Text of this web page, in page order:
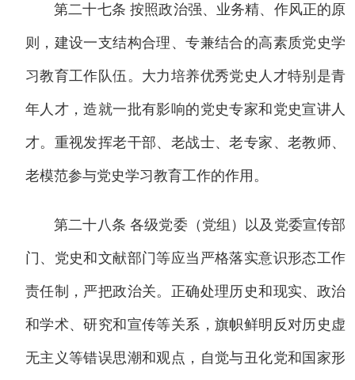
第二十七条 按照政治强、业务精、作风正的原
则，建设一支结构合理、专兼结合的高素质党史学
习教育工作队伍。大力培养优秀党史人才特别是青
年人才，造就一批有影响的党史专家和党史宣讲人
才。重视发挥老干部、老战士、老专家、老教师、
老模范参与党史学习教育工作的作用。
第二十八条 各级党委（党组）以及党委宣传部
门、党史和文献部门等应当严格落实意识形态工作
责任制，严把政治关。正确处理历史和现实、政治
和学术、研究和宣传等关系，旗帜鲜明反对历史虚
无主义等错误思潮和观点，自觉与丑化党和国家形